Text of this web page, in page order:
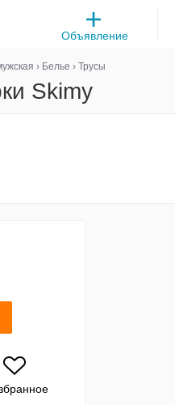
Объявление
› Белье › Трусы
Skimy